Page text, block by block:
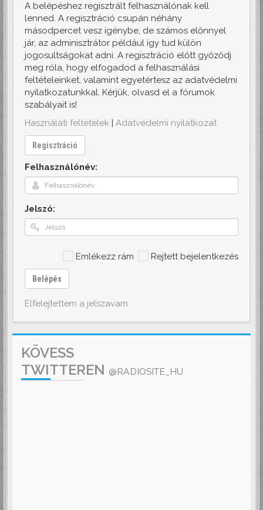
A belépéshez regisztrált felhasználónak kell
lenned. A regisztráció csupán néhány
másodpercet vesz igénybe, de számos előnnyel
jár, az adminisztrátor például így tud külön
jogosultságokat adni. A regisztráció előtt győződj
meg róla, hogy elfogadod a felhasználási
feltételeinket, valamint egyetértesz az adatvédelmi
nyilatkozatunkkal. Kérjük, olvasd el a fórumok
szabályait is!
Használati feltételek | Adatvédelmi nyilatkozat
Regisztráció
Felhasználónév:
Jelszó:
Emlékezz rám Rejtett bejelentkezés
Belépés
Elfelejtettem a jelszavam
KÖVESS
TWITTEREN @RADIOSITE_HU